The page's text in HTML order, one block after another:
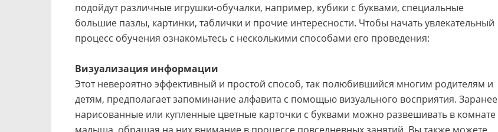
подойдут различные игрушки-обучалки, например, кубики с буквами, специальные
большие пазлы, картинки, таблички и прочие интересности. Чтобы начать увлекательный
процесс обучения ознакомьтесь с несколькими способами его проведения:
Визуализация информации
Этот невероятно эффективный и простой способ, так полюбившийся многим родителям и
детям, предполагает запоминание алфавита с помощью визуального восприятия. Заранее
нарисованные или купленные цветные карточки с буквами можно развешивать в комнате